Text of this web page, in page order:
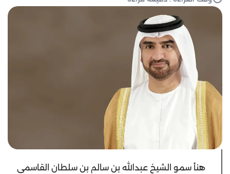
هنأ سمو الشيخ عبدالله بن سالم بن سلطان القاسمي